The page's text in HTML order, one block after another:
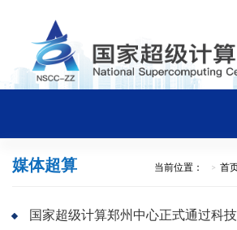
首页
中心概况
媒体超算 当前位置： 首页
国家超级计算郑州中心正式通过科